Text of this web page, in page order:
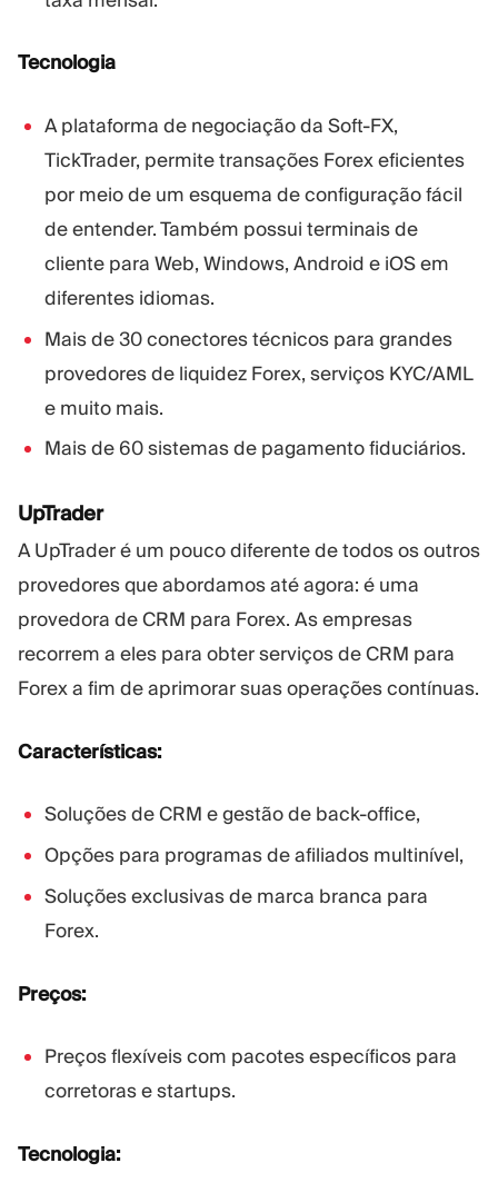
Tecnologia
A plataforma de negociação da Soft-FX,
TickTrader, permite transações Forex eficientes
por meio de um esquema de configuração fácil
de entender. Também possui terminais de
cliente para Web, Windows, Android e iOS em
diferentes idiomas.
Mais de 30 conectores técnicos para grandes
provedores de liquidez Forex, serviços KYC/AML
e muito mais.
Mais de 60 sistemas de pagamento fiduciários.
UpTrader
A UpTrader é um pouco diferente de todos os outros
provedores que abordamos até agora: é uma
provedora de CRM para Forex. As empresas
recorrem a eles para obter serviços de CRM para
Forex a fim de aprimorar suas operações contínuas.
Características:
Soluções de CRM e gestão de back-office,
Opções para programas de afiliados multinível,
Soluções exclusivas de marca branca para
Forex.
Preços:
Preços flexíveis com pacotes específicos para
corretoras e startups.
Tecnologia: